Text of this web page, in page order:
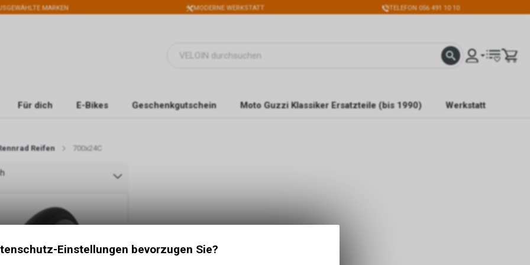
MARKEN MODERNE WERKSTATT TELEFON 056 491 10 10
Für dich E-Bikes Geschenkgutschein Moto Guzzi Klassiker Ersatzteile (bis 1990) Werkstatt
Reifen 700x24C
Einstellungen bevorzugen Sie?